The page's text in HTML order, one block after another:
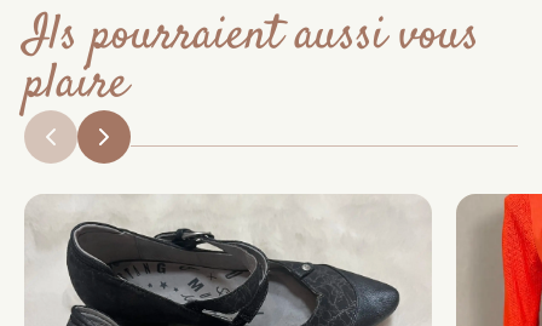
Ils pourraient aussi vous
plaire